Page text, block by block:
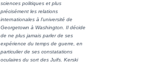
sciences politiques et plus
précisément les relations
internationales à l’université de
Georgetown à Washington. Il décide
de ne plus jamais parler de ses
expérience du temps de guerre, en
particulier de ses constatations
oculaires du sort des Juifs. Kerski